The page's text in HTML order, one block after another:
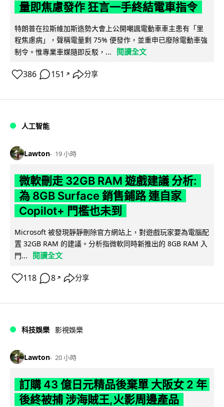
量即焦慮發作 狂言一手終結電車指令
特朗普在拉斯維加斯造勢大會上公開嘲諷電動車車主患有「里
程焦慮病」，聲稱電量剩 75% 便發作，並重申已廢除電動車強
制令。惟專業車媒隨即反駁，...
閱讀全文
386 151 ↗ 分享
人工智能
Lawton 19 小時
微軟刪走 32GB RAM 遊戲建議 分析:
為 8GB Surface 銷售鋪路 連自家
Copilot+ 門檻也未到
Microsoft 被發現靜靜刪除官方網站上，對遊戲玩家要為電腦配
置 32GB RAM 的建議。分析指微軟同時新推出的 8GB RAM 入
門...
閱讀全文
118 8 ↗ 分享
科技娛樂 影視娛樂
Lawton 20 小時
訂購 43 億日元精品後棄單 大阪女 2 年
後終被捕 涉海賊王,火影周邊產品